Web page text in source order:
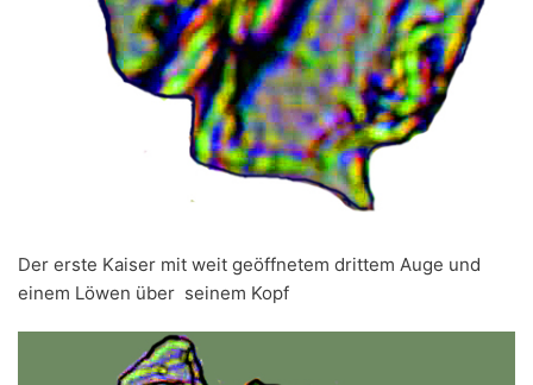
Der erste Kaiser mit weit geöffnetem drittem Auge und
einem Löwen über seinem Kopf